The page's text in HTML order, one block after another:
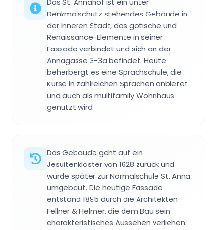
Das St. Annahof ist ein unter
Denkmalschutz stehendes Gebäude in
der Inneren Stadt, das gotische und
Renaissance-Elemente in seiner
Fassade verbindet und sich an der
Annagasse 3-3a befindet. Heute
beherbergt es eine Sprachschule, die
Kurse in zahlreichen Sprachen anbietet
und auch als multifamily Wohnhaus
genutzt wird.
Das Gebäude geht auf ein
Jesuitenkloster von 1628 zurück und
wurde später zur Normalschule St. Anna
umgebaut. Die heutige Fassade
entstand 1895 durch die Architekten
Fellner & Helmer, die dem Bau sein
charakteristisches Aussehen verliehen.